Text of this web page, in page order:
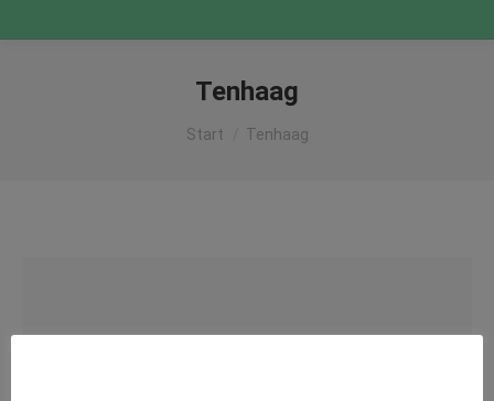
Tenhaag
Sie befinden sich hier:
Start Tenhaag